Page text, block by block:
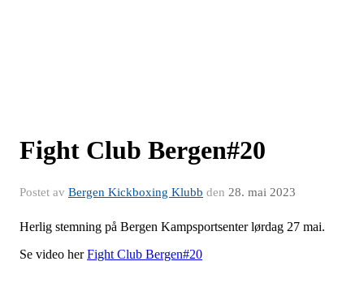
Fight Club Bergen#20
Postet av Bergen Kickboxing Klubb den 28. mai 2023
Herlig stemning på Bergen Kampsportsenter lørdag 27 mai.
Se video herFight Club Bergen#20